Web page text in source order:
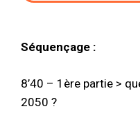
Séquençage :
8’40 – 1ère partie >
2050 ?